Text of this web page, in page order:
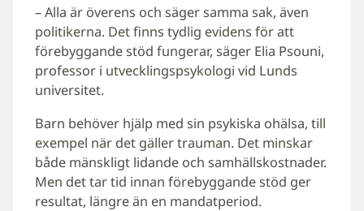
– Alla är överens och säger samma sak, även
politikerna. Det finns tydlig evidens för att
förebyggande stöd fungerar, säger Elia Psouni,
professor i utvecklingspsykologi vid Lunds
universitet.
Barn behöver hjälp med sin psykiska ohälsa, till
exempel när det gäller trauman. Det minskar
både mänskligt lidande och samhällskostnader.
Men det tar tid innan förebyggande stöd ger
resultat, längre än en mandatperiod.